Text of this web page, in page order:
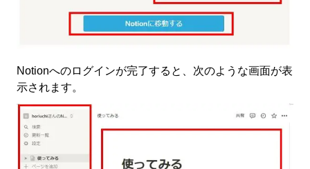
Notionへのログインが完了すると、次のような画面が表
示されます。